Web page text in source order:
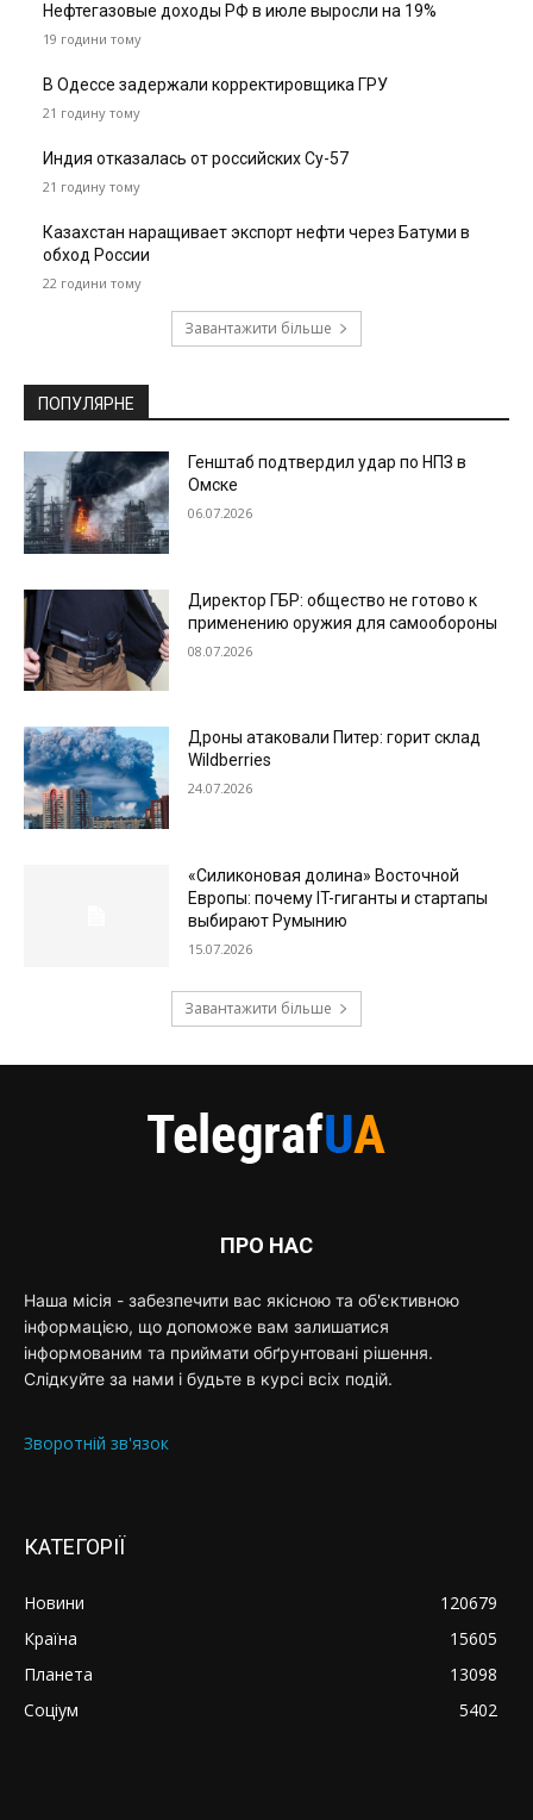
Нефтегазовые доходы РФ в июле выросли на 19%
19 години тому
В Одессе задержали корректировщика ГРУ
21 годину тому
Индия отказалась от российских Су-57
21 годину тому
Казахстан наращивает экспорт нефти через Батуми в
обход России
22 години тому
Завантажити більше
ПОПУЛЯРНЕ
Генштаб подтвердил удар по НПЗ в
Омске
06.07.2026
Директор ГБР: общество не готово к
применению оружия для самообороны
08.07.2026
Дроны атаковали Питер: горит склад
Wildberries
24.07.2026
«Силиконовая долина» Восточной
Европы: почему IT-гиганты и стартапы
выбирают Румынию
15.07.2026
Завантажити більше
ПРО НАС
Наша місія - забезпечити вас якісною та об'єктивною
інформацією, що допоможе вам залишатися
інформованим та приймати обґрунтовані рішення.
Слідкуйте за нами і будьте в курсі всіх подій.
Зворотній зв'язок
КАТЕГОРІЇ
Новини
120679
Країна
15605
Планета
13098
Соціум
5402